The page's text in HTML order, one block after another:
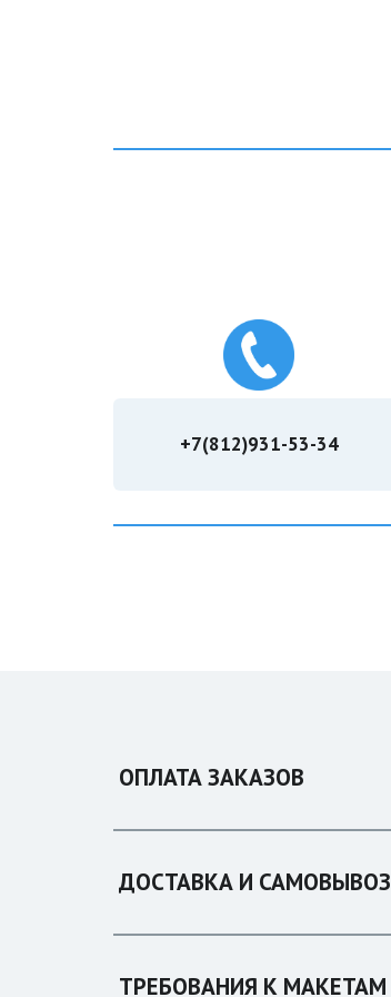
+7(812)931-53-34
ОПЛАТА ЗАКАЗОВ
ДОСТАВКА И САМОВЫВОЗ
ТРЕБОВАНИЯ К МАКЕТАМ